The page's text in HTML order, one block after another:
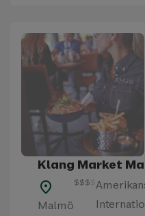
Klang Market
place
Malmö
$$$ $